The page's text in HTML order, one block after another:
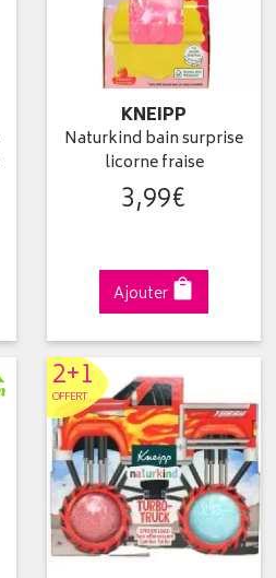
KNEIPP
Naturkind bain surprise
licorne fraise
3,99€
Ajouter
2+1
OFFERT